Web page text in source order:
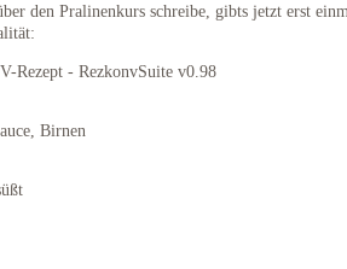
den Pralinenkurs schreibe, gibts jetzt erst
Rezept - RezkonvSuite v0.98
Birnen